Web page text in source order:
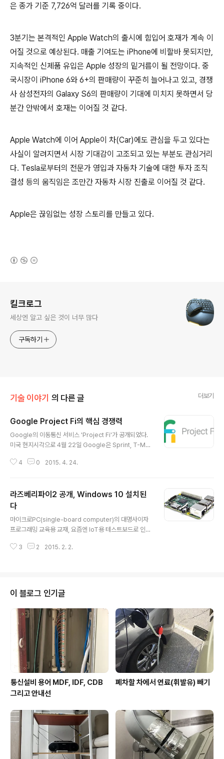
은 종가 기준 7,726억 달러를 기록 중이다.
3분기는 본격적인 Apple Watch의 출시에 힘입어 호재가 계속 이
어질 것으로 예상된다. 매출 기여도는 iPhone에 비할바 못되지만,
지속적인 신제품 유입은 Apple 성장의 밑거름이 될 전망이다. 중
국시장이 iPhone 6와 6+의 판매량이 꾸준히 늘어나고 있고, 경쟁
사 삼성전자의 Galaxy S6의 판매량이 기대에 미치지 못하면서 당
분간 안밖에서 호재는 이어질 것 같다.
Apple Watch에 이어 Apple이 차(Car)에도 관심을 두고 있다는
사실이 알려지면서 시장 기대감이 고조되고 있는 부분도 관심거리
다. Tesla로부터의 전문가 영입과 자동차 기술에 대한 투자 조직
결성 등의 움직임은 조만간 자동차 시장 진출로 이어질 것 같다.
Apple은 끊임없는 성장 스토리를 만들고 있다.
킬크로그
세상엔 알고 싶은 것이 너무 많다
구독하기
기술 이야기 의 다른 글 더보기
Google Project Fi의 핵심 경쟁력
Google의 이동통신 서비스 'Project Fi'가 공개되었다.
미국 현지시각으로 4월 22일 Google은 Sprint, T-Mo
한 통화와 문자 서비스 내놨다. 여기에 10달러의 요금을 추
한다면 월 40달러(통화료 20달러+데이터요금 20달러)
를 지불하는 방식이다. 1GB 단위로 데이터 요금을 책정하
여 소비자가 쉽게 이해할 수 있다는 장점이 있다. 이동통신
사의 약정 요금제와 비교하면 상당히 유연한 데이터 요금
제를 제공한다고 볼 수 있는 부분이다. 신청한 데이터 용량
이 남으면 이월이 아니라 남는 데이터 용량만큼 돈으로 환
4 0 2015. 4. 24.
라즈베리파이2 공개, Windows 10 설치된
다
마이크로PC(single-board computer)의 대명사이자
프로그래밍 교육용 교재, 요즘엔 IoT용 테스트보드로 인기
rry Pi 2 (Model B)가 공개되었다. Rasberry Pi가 처음
MHz의 클럭으로 동작한다. ARM Cortex-A7코어 계열
이다. Broadcom BCM시리즈의 특징이자 장점인 내장
GPU인 VideoCore IV는 듀얼코어로 동작한다. Video
Core IV는 250MHz로 동작하며, OpenGL ES 2.0, M
PEG-2, V..
3 2 2015. 2. 2.
이 블로그 인기글
통신설비 용어 MDF, IDF, CDB
그리고 안내선
폐차할 차에서 연료(휘발유) 빼기